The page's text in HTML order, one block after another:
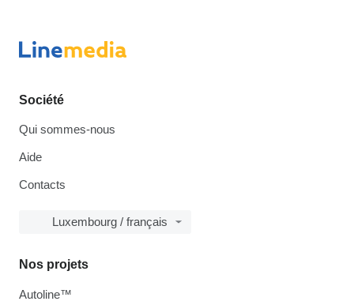
Société
Qui sommes-nous
Aide
Contacts
Luxembourg / français
Nos projets
Autoline™